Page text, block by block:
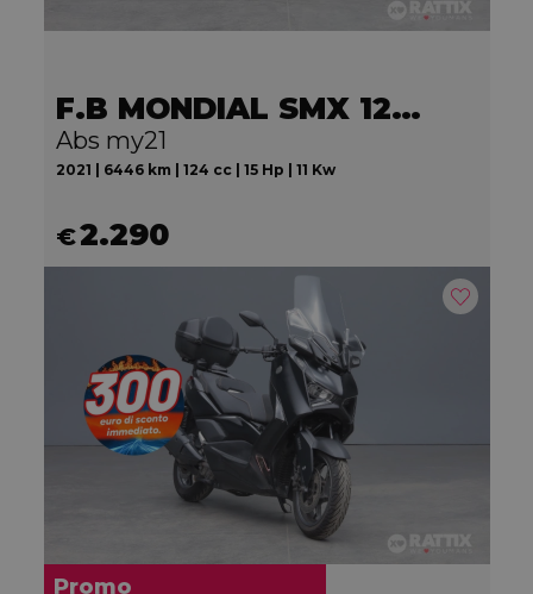
F.B MONDIAL SMX 125 Motard
Abs my21
2021 | 6446 km | 124 cc | 15 Hp | 11 Kw
€2.290
Promo